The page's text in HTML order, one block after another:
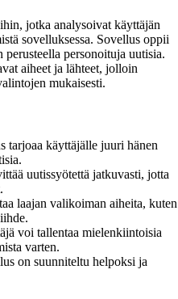
jotka analysoivat käyttäjän
sovelluksessa. Sovellus oppii
personoituja uutisia.
aiheet ja lähteet, jolloin
mukaisesti.
tarjoaa käyttäjälle juuri hänen
uutissyötettä jatkuvasti, jotta
laajan valikoiman aiheita, kuten
voi tallentaa mielenkiintoisia
varten.
on suunniteltu helpoksi ja